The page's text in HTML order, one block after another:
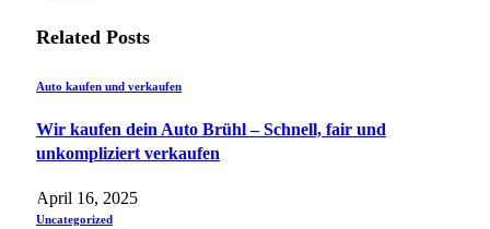
Related Posts
Auto kaufen und verkaufen
Wir kaufen dein Auto Brühl – Schnell, fair und
unkompliziert verkaufen
April 16, 2025
Uncategorized